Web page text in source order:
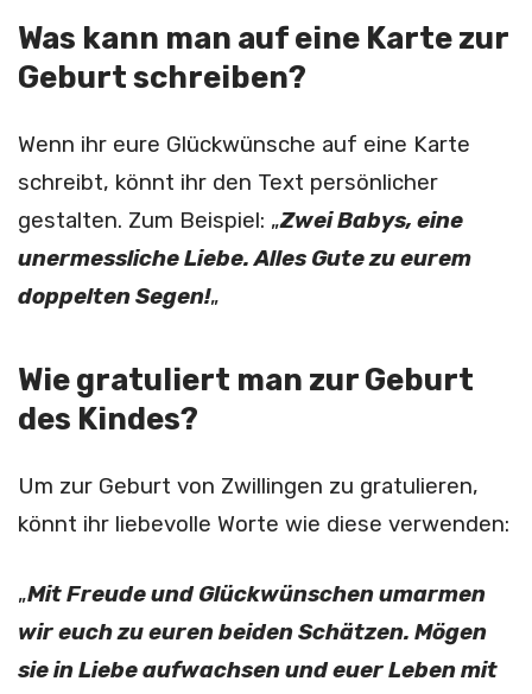
Was kann man auf eine Karte zur
Geburt schreiben?
Wenn ihr eure Glückwünsche auf eine Karte
schreibt, könnt ihr den Text persönlicher
gestalten. Zum Beispiel: „Zwei Babys, eine
unermessliche Liebe. Alles Gute zu eurem
doppelten Segen!„
Wie gratuliert man zur Geburt
des Kindes?
Um zur Geburt von Zwillingen zu gratulieren,
könnt ihr liebevolle Worte wie diese verwenden:
„Mit Freude und Glückwünschen umarmen
wir euch zu euren beiden Schätzen. Mögen
sie in Liebe aufwachsen und euer Leben mit